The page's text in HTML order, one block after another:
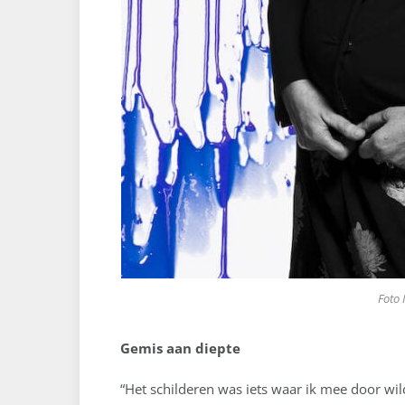
Foto
Gemis aan diepte
“Het schilderen was iets waar ik mee door